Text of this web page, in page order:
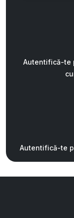
Autentifică-te
Autentifică-te